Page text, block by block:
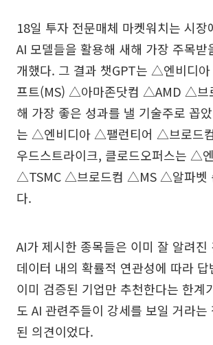
18일 투자 전문매체 마켓워치는 시장
AI 모델들을 활용해 새해 가장 주목받
개했다. 그 결과 챗GPT는 △엔비디
프트(MS) △아마존닷컴 △AMD △브
해 가장 좋은 성과를 낼 기술주로 꼽
는 △엔비디아 △팰런티어 △브로드
우드스트라이크, 클로드오퍼스는 △
△TSMC △브로드컴 △MS △알파벳
다.
AI가 제시한 종목들은 이미 잘 알려진
데이터 내의 확률적 연관성에 따라 답
이미 검증된 기업만 추천한다는 한계
도 AI 관련주들이 강세를 보일 거라는
된 의견이었다.